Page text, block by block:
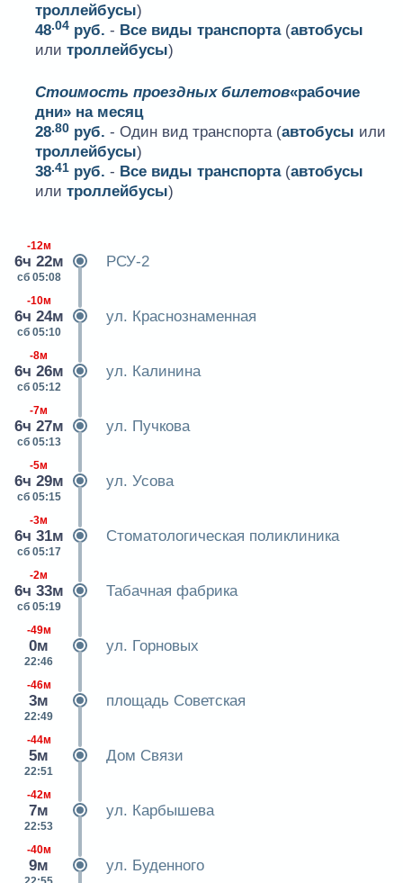
троллейбусы)
48.04 руб. - Все виды транспорта(автобусы
илитроллейбусы)
Стоимость проездных билетов«рабочие
дни» на месяц
28.80 руб. - Один вид транспорта (автобусы или
троллейбусы)
38.41 руб. - Все виды транспорта(автобусы
илитроллейбусы)
-12м
6ч 22м
сб 05:08
РСУ-2
-10м
6ч 24м
сб 05:10
ул. Краснознаменная
-8м
6ч 26м
сб 05:12
ул. Калинина
-7м
6ч 27м
сб 05:13
ул. Пучкова
-5м
6ч 29м
сб 05:15
ул. Усова
-3м
6ч 31м
сб 05:17
Стоматологическая поликлиника
-2м
6ч 33м
сб 05:19
Табачная фабрика
-49м
0м
22:46
ул. Горновых
-46м
3м
22:49
площадь Советская
-44м
5м
22:51
Дом Связи
-42м
7м
22:53
ул. Карбышева
-40м
9м ул. Буденного